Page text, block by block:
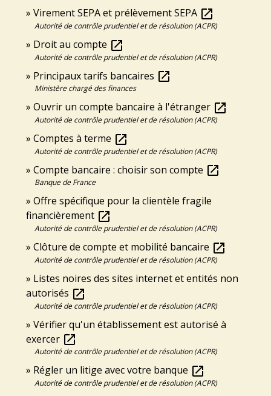
Virement SEPA et prélèvement SEPA open_in_new
Autorité de contrôle prudentiel et de résolution (ACPR)
Droit au compte open_in_new
Autorité de contrôle prudentiel et de résolution (ACPR)
Principaux tarifs bancaires open_in_new
Ministère chargé des finances
Ouvrir un compte bancaire à l'étranger open_in_new
Autorité de contrôle prudentiel et de résolution (ACPR)
Comptes à terme open_in_new
Autorité de contrôle prudentiel et de résolution (ACPR)
Compte bancaire : choisir son compte open_in_new
Banque de France
Offre spécifique pour la clientèle fragile
financièrement open_in_new
Autorité de contrôle prudentiel et de résolution (ACPR)
Clôture de compte et mobilité bancaire open_in_new
Autorité de contrôle prudentiel et de résolution (ACPR)
Listes noires des sites internet et entités non
autorisés open_in_new
Autorité de contrôle prudentiel et de résolution (ACPR)
Vérifier qu'un établissement est autorisé à
exercer open_in_new
Autorité de contrôle prudentiel et de résolution (ACPR)
Régler un litige avec votre banque open_in_new
Autorité de contrôle prudentiel et de résolution (ACPR)